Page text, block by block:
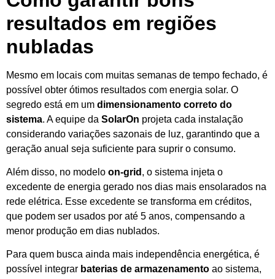
resultados em regiões
nubladas
Mesmo em locais com muitas semanas de tempo fechado, é
possível obter ótimos resultados com energia solar. O
segredo está em um dimensionamento correto do
sistema. A equipe da SolarOn projeta cada instalação
considerando variações sazonais de luz, garantindo que a
geração anual seja suficiente para suprir o consumo.
Além disso, no modelo on-grid , o sistema injeta o
excedente de energia gerado nos dias mais ensolarados na
rede elétrica. Esse excedente se transforma em créditos,
que podem ser usados por até 5 anos, compensando a
menor produção em dias nublados.
Para quem busca ainda mais independência energética, é
possível integrar baterias de armazenamento ao sistema,